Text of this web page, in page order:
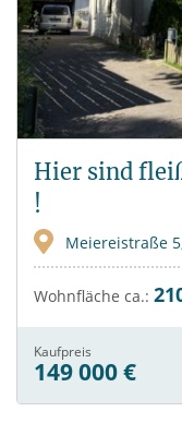
Hier sind
!
Meiereistraße
Wohnfläche ca.:
Kaufpreis
149 000 €